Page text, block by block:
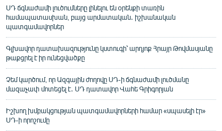
ՍԴ ճգնաժամի լուծումները լինելու են օրենքի տառին
համապատասխան, բայց արմատական․ իշխանական
պատգամավորներ
Գլխավոր դատախազությունը կստուգի՝ արդյոք Հրայր Թովմասյանը
թաքցրել է իր ունեցվածքը
Չեմ կարծում, որ Ազգային ժողովը ՍԴ-ի ճգնաժամի լուծմանը
մազաչափ մոտեցել է․ ՍԴ դատավոր Վահե Գրիգորյան
Իշխող խմբակցության պատգամավորների համար «սպասելի էր»
ՍԴ-ի որոշումը